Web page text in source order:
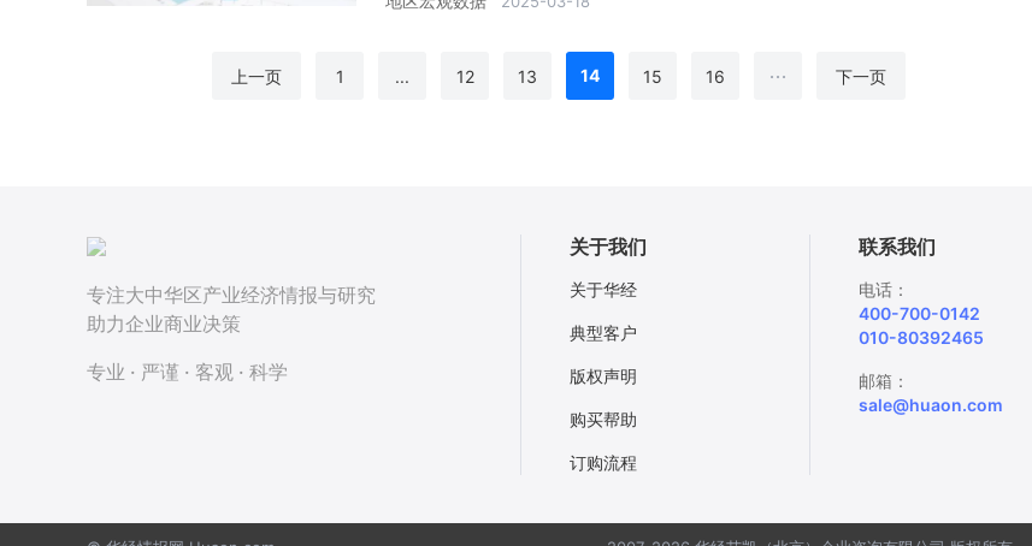
上一页 1 ... 12 13 14 15 16 ... 下一页
专注大中华区产业经济情报与研究
助力企业商业决策
专业 · 严谨 · 客观 · 科学
关于我们
关于华经
典型客户
版权声明
购买帮助
订购流程
联系我们
电话：
400-700-0142
010-80392465
邮箱：
sale@huaon.com